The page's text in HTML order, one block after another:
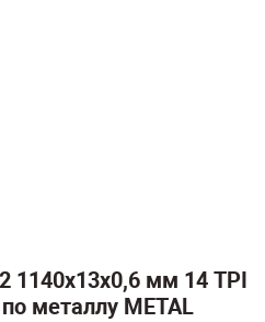
1140х13х0,6 мм 14 TPI
металлу METAL